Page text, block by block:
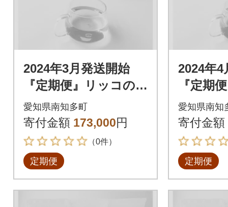
2024年3月発送開始
『定期便』リッコの
ハーブティー(おまか
せセット20個入り×3
袋)全12回
愛知県南知多町
寄付金額 173,000円
（0件）
定期便
2024年4
『定期
ハーブ
せセッ
袋)全12
愛知県南知
寄付金額
定期便